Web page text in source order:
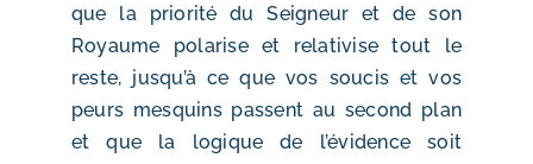
que la priorité du Seigneur et de son
Royaume polarise et relativise tout le
reste, jusqu’à ce que vos soucis et vos
peurs mesquins passent au second plan
et que la logique de l’évidence soit